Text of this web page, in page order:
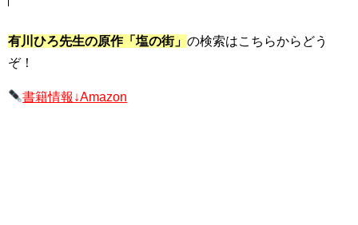
有川ひろ先生の原作「塩の街」 の検索はこちらからどう
ぞ！
書籍情報↓Amazon